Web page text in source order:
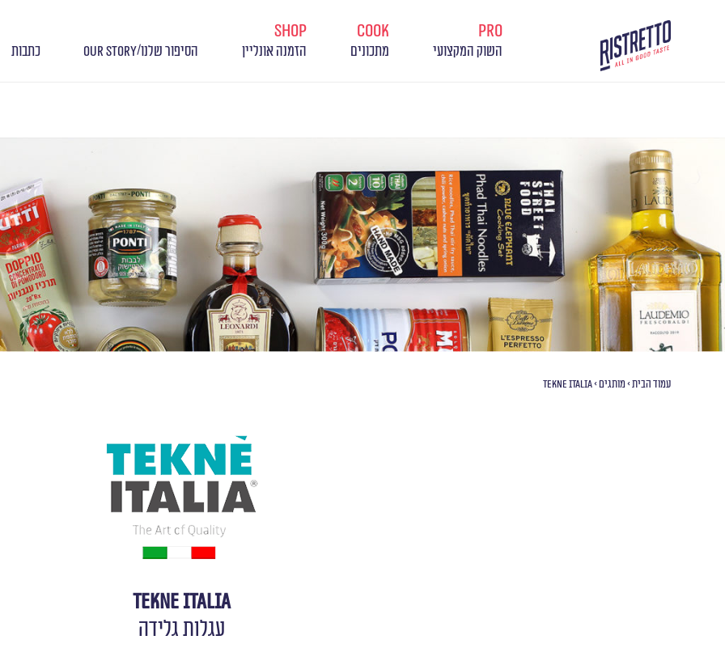
pro
השוק המקצועי
cook
מתכונים
shop
הזמנה אונליין הסיפור שלנו/
OUR STORY כתבות
עמוד הבית>מותגים>
Tekne Italia
Tekne Italia
עגלות גלידה